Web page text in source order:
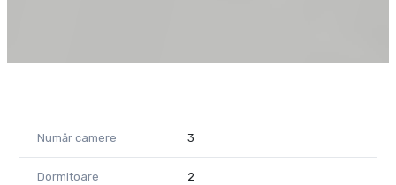
Remus Beiușanu
Număr camere 3
Dormitoare 2